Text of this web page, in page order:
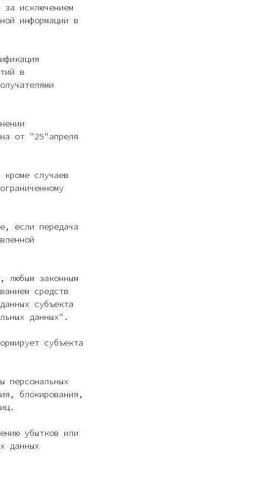
исключением
информации в
в
от "25"апреля
случаев
если передача
любым законным
средств
субъекта
данных".
субъекта
персональных
блокирования,
убытков или
данных